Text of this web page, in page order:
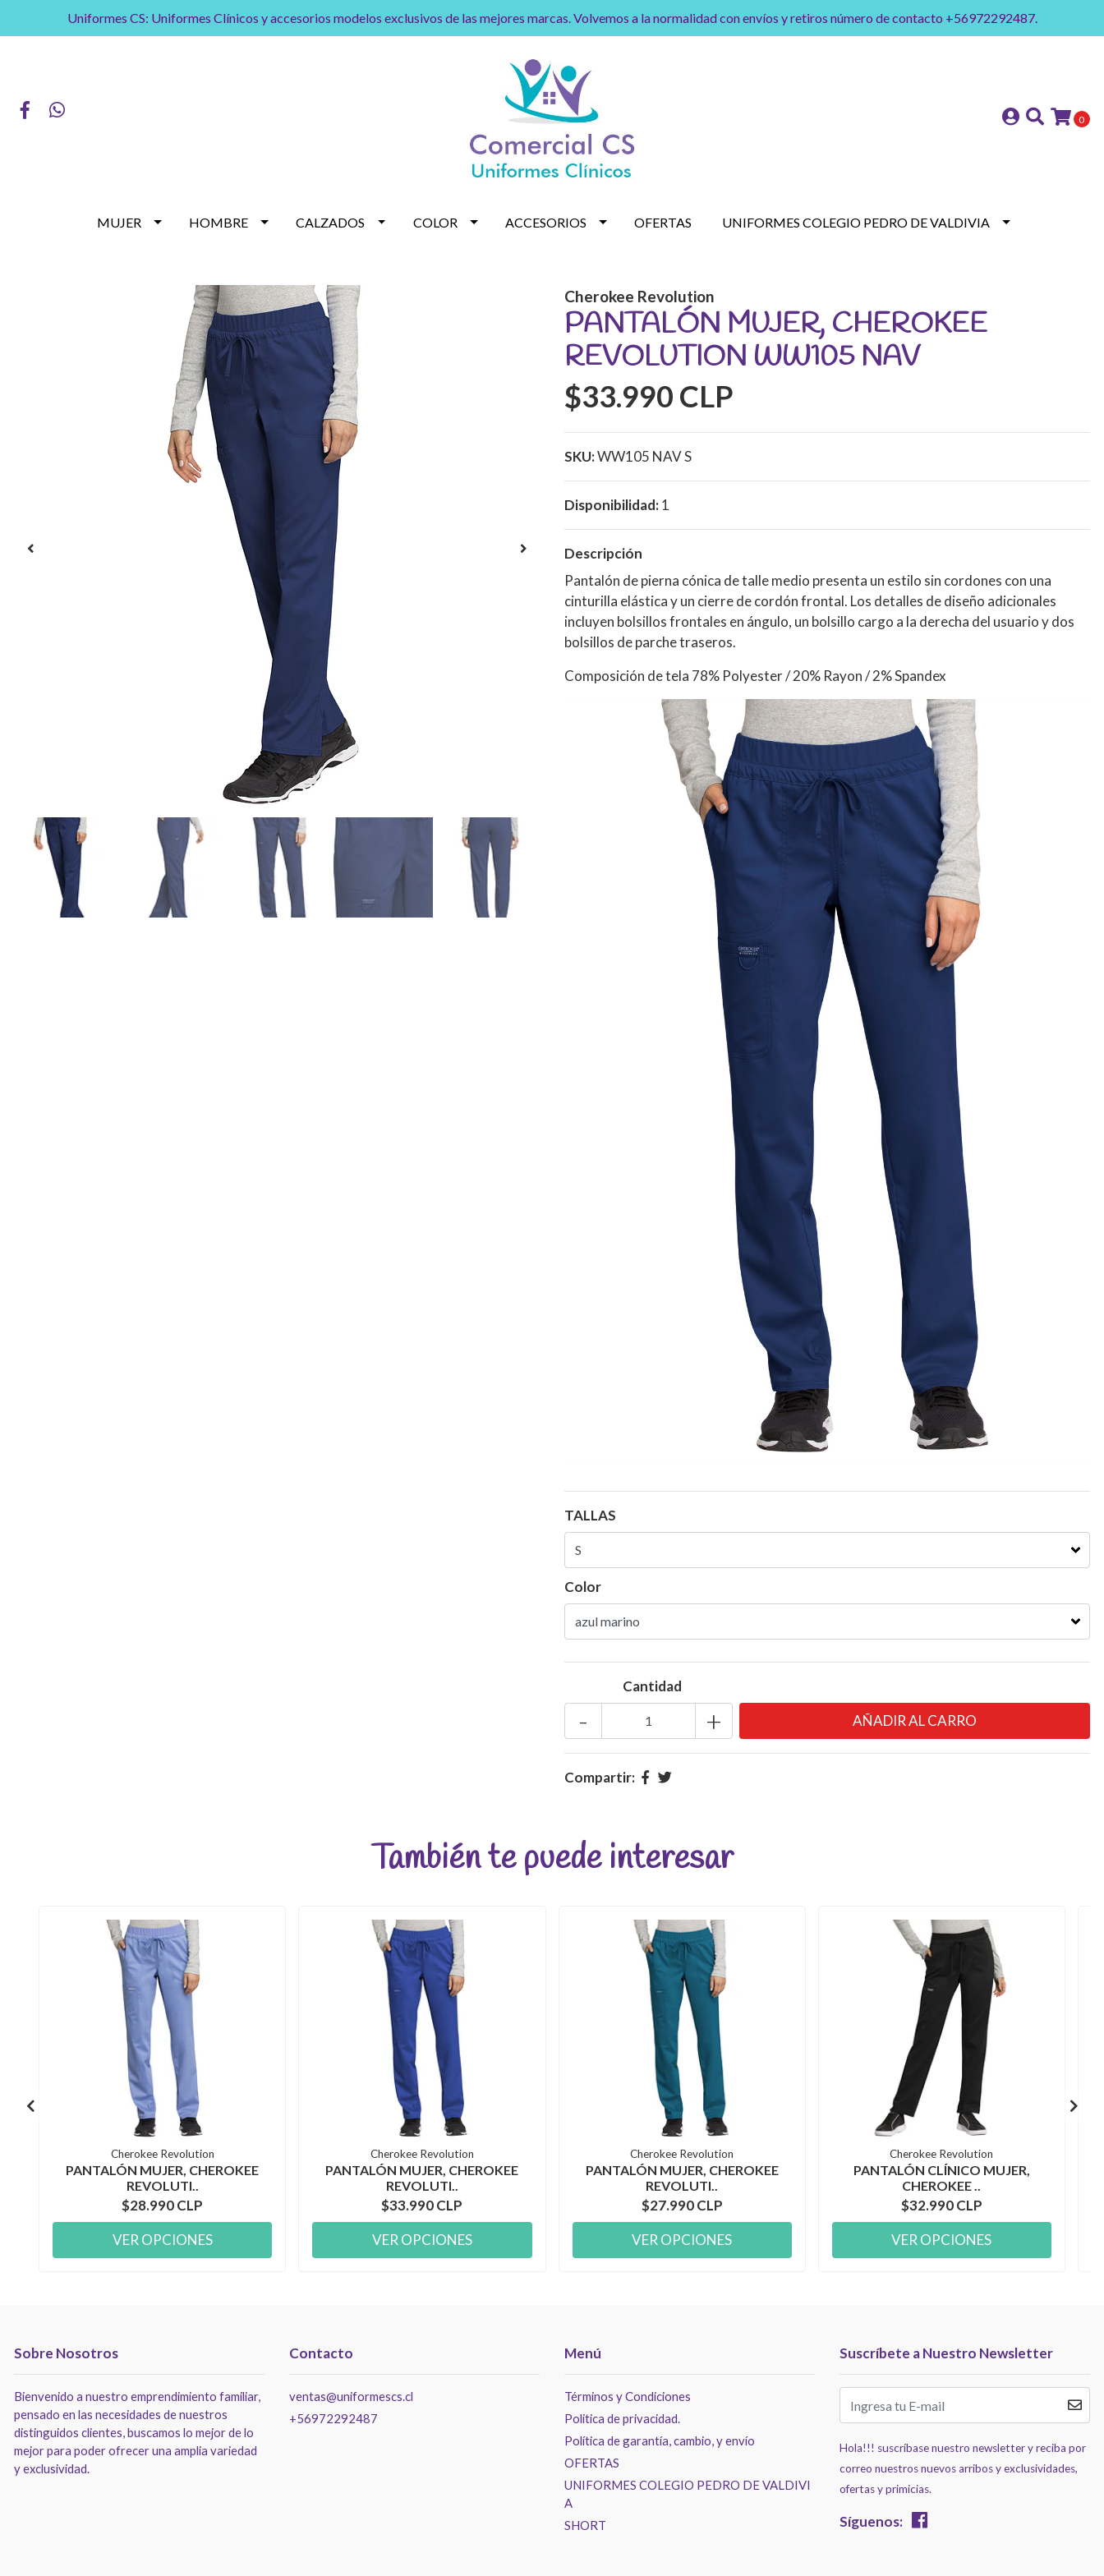
Uniformes CS: Uniformes Clínicos y accesorios modelos exclusivos de las mejores marcas. Volvemos a la normalidad con envíos y retiros número de contacto +56972292487.
0
MUJER HOMBRE CALZADOS COLOR ACCESORIOS OFERTAS UNIFORMES COLEGIO PEDRO DE VALDIVIA
Cherokee Revolution
PANTALÓN MUJER, CHEROKEE
REVOLUTION WW105 NAV
$33.990 CLP
SKU:WW105 NAV S
Disponibilidad:1
Descripción
Pantalón de pierna cónica de talle medio presenta un estilo sin cordones con una
cinturilla elástica y un cierre de cordón frontal. Los detalles de diseño adicionales
incluyen bolsillos frontales en ángulo, un bolsillo cargo a la derecha del usuario y dos
bolsillos de parche traseros.
Composición de tela 78% Polyester / 20% Rayon / 2% Spandex
TALLAS
Color
Cantidad
+
-
Compartir:
También te puede interesar
Cherokee Revolution
PANTALÓN MUJER, CHEROKEE
REVOLUTI..
$28.990 CLP
VER OPCIONES
Cherokee Revolution
PANTALÓN MUJER, CHEROKEE
REVOLUTI..
$33.990 CLP
VER OPCIONES
Cherokee Revolution
PANTALÓN MUJER, CHEROKEE
REVOLUTI..
$27.990 CLP
VER OPCIONES
Cherokee Revolution
PANTALÓN CLÍNICO MUJER,
CHEROKEE ..
$32.990 CLP
VER OPCIONES
Sobre Nosotros
Bienvenido a nuestro emprendimiento familiar,
pensado en las necesidades de nuestros
distinguidos clientes, buscamos lo mejor de lo
mejor para poder ofrecer una amplia variedad
y exclusividad.
Contacto
ventas@uniformescs.cl
+56972292487
Menú
Términos y Condiciones
Politica de privacidad.
Política de garantía, cambio, y envío
OFERTAS
UNIFORMES COLEGIO PEDRO DE VALDIVI
A
SHORT
Suscríbete a Nuestro Newsletter
Hola!!! suscríbase nuestro newsletter y reciba por
correo nuestros nuevos arribos y exclusividades,
ofertas y primicias.
Síguenos: